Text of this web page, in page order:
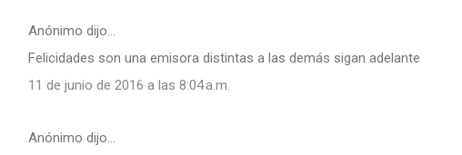
Anónimo dijo…
Felicidades son una emisora distintas a las demás sigan adelante
11 de junio de 2016 a las 8:04 a.m.
Anónimo dijo…